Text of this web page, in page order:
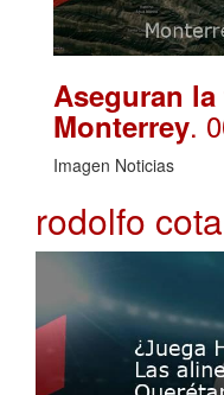
Aseguran
Monterrey.
Imagen Noticias
rodolfo cota